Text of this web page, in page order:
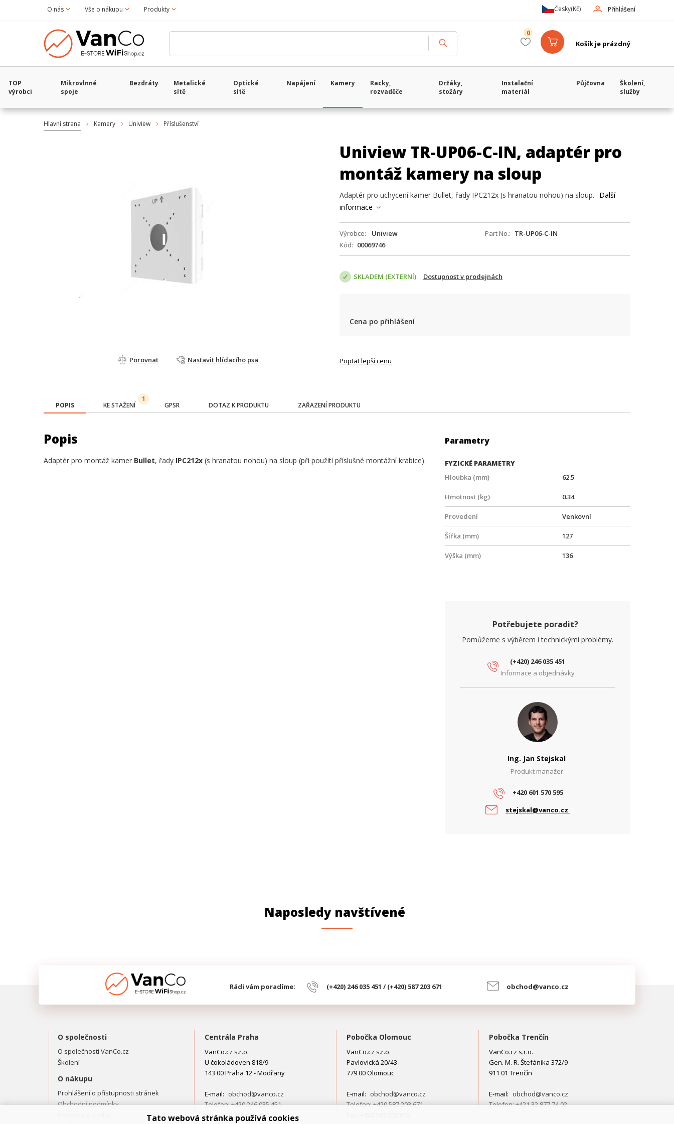
O nás Vše o nákupu Produkty Přihlášení
Česky(Kč)
Košík je prázdný
0
TOP
výrobci
Mikrovlnné
spoje
Bezdráty
Metalické
sítě
Optické
sítě
Napájení Kamery
Racky,
rozvaděče
Držáky,
stožáry
Instalační
materiál
Půjčovna
Školení,
služby
Hlavní strana Kamery Uniview Příslušenství
Porovnat Nastavit hlídacího psa
Uniview TR-UP06-C-IN, adaptér pro
montáž kamery na sloup
Adaptér pro uchycení kamer Bullet, řady IPC212x (s hranatou nohou) na sloup.
Další
informace
Výrobce Uniview Part No.
TR-UP06-C-IN
Kód
00069746
SKLADEM (EXTERNÍ) Dostupnost v prodejnách
Cena po přihlášení
Poptat lepší cenu
POPIS KE STAŽENÍ
1
GPSR DOTAZ K PRODUKTU ZAŘAZENÍ PRODUKTU
Popis
Adaptér pro montáž kamer Bullet, řady IPC212x (s hranatou nohou) na sloup (při použití příslušné montážní krabice).
Parametry
FYZICKÉ PARAMETRY
Hloubka (mm)
62.5
Hmotnost (kg) 0.34
Provedení Venkovní
Šířka (mm) 127
Výška (mm) 136
Potřebujete poradit?
Pomůžeme s výběrem i technickými problémy.
(+420) 246 035 451
Informace a objednávky
Ing. Jan Stejskal
Produkt manažer
+420 601 570 595
stejskal@vanco.cz
Naposledy navštívené
Rádi vám poradíme: (+420) 246 035 451 / (+420) 587 203 671 obchod@vanco.cz
O společnosti
O společnosti VanCo.cz
Školení
O nákupu
Prohlášení o přístupnosti stránek
Obchodní podmínky
Centrála Praha
VanCo.cz s.r.o.
U čokoládoven 818/9
143 00 Praha 12 - Modřany
E-mail: obchod@vanco.cz
Telefon: +420 246 035 451
Fax: +420 246 035 450
Pobočka Olomouc
VanCo.cz s.r.o.
Pavlovická 20/43
779 00 Olomouc
E-mail: obchod@vanco.cz
Telefon: +420 587 203 671
Pobočka Trenčín
VanCo.cz s.r.o.
Gen. M. R. Štefánika 372/9
911 01 Trenčín
E-mail: obchod@vanco.cz
Telefon: +421 32 877 74 02
Tato webová stránka používá cookies